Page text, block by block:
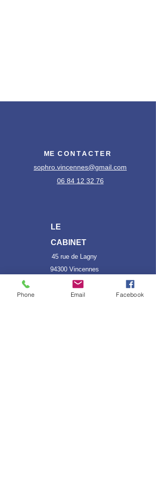
ME CONTACTER
sophro.vincennes@gmail.com
06 84 12 32 76
LE
CABINET
45 rue de Lagny
94300 Vincennes
Phone Email Facebook